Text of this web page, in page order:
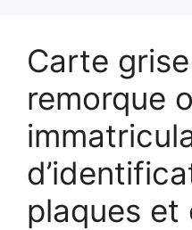
Carte
remorque
plaques et